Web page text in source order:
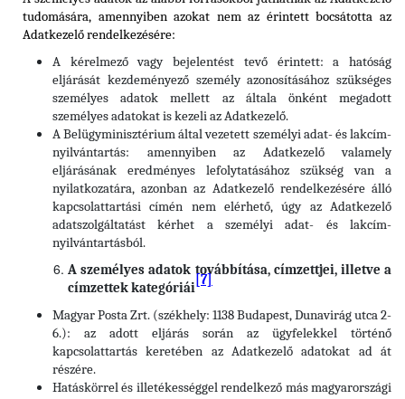
tudomására, amennyiben azokat nem az érintett bocsátotta az
Adatkezelő rendelkezésére:
A kérelmező vagy bejelentést tevő érintett: a hatóság
eljárását kezdeményező személy azonosításához szükséges
személyes adatok mellett az általa önként megadott
személyes adatokat is kezeli az Adatkezelő.
A Belügyminisztérium által vezetett személyi adat- és lakcím-
nyilvántartás: amennyiben az Adatkezelő valamely
eljárásának eredményes lefolytatásához szükség van a
nyilatkozatára, azonban az Adatkezelő rendelkezésére álló
kapcsolattartási címén nem elérhető, úgy az Adatkezelő
adatszolgáltatást kérhet a személyi adat- és lakcím-
nyilvántartásból.
A személyes adatok továbbítása, címzettjei, illetve a
címzettek kategóriái
[7]
Magyar Posta Zrt. (székhely: 1138 Budapest, Dunavirág utca 2-
6.): az adott eljárás során az ügyfelekkel történő
kapcsolattartás keretében az Adatkezelő adatokat ad át
részére.
Hatáskörrel és illetékességgel rendelkező más magyarországi